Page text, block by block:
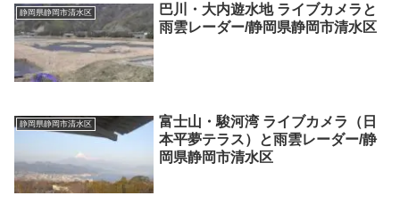
静岡県静岡市清水区
巴川・大内遊水地 ライブカメラと
雨雲レーダー/静岡県静岡市清水区
静岡県静岡市清水区
富士山・駿河湾 ライブカメラ（日
本平夢テラス）と雨雲レーダー/静
岡県静岡市清水区